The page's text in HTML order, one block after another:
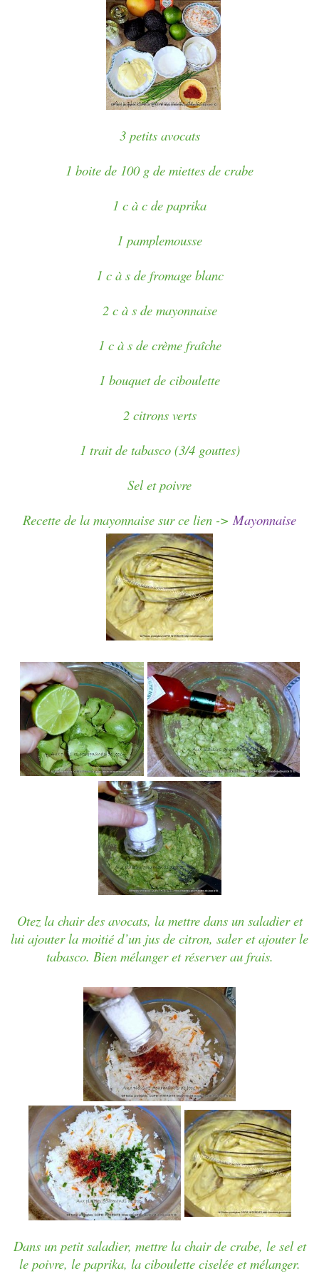
3 petits avocats
1 boite de 100 g de miettes de crabe
1 c à c de paprika
1 pamplemousse
1 c à s de fromage blanc
2 c à s de mayonnaise
1 c à s de crème fraîche
1 bouquet de ciboulette
2 citrons verts
1 trait de tabasco (3/4 gouttes)
Sel et poivre
Recette de la mayonnaise sur ce lien -> Mayonnaise
Otez la chair des avocats, la mettre dans un saladier et
lui ajouter la moitié d’un jus de citron, saler et ajouter le
tabasco. Bien mélanger et réserver au frais.
Dans un petit saladier, mettre la chair de crabe, le sel et
le poivre, le paprika, la ciboulette ciselée et mélanger.